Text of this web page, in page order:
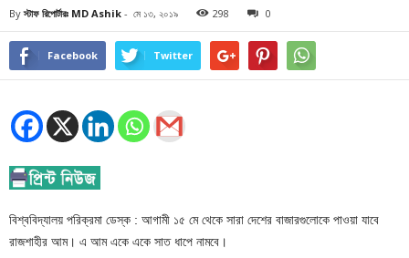
By স্টাফ রিপোর্টারঃ MD Ashik - মে ১৩, ২০১৯ 298 0
Facebook Twitter
বিশ্ববিদ্যালয় পরিক্রমা ডেস্ক : আগামী ১৫ মে থেকে সারা দেশের বাজারগুলোকে পাওয়া যাবে
রাজশাহীর আম। এ আম একে একে সাত ধাপে নামবে।